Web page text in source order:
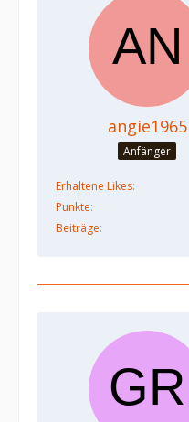
angie1965
Anfänger
Erhaltene Likes
Punkte
Beiträge